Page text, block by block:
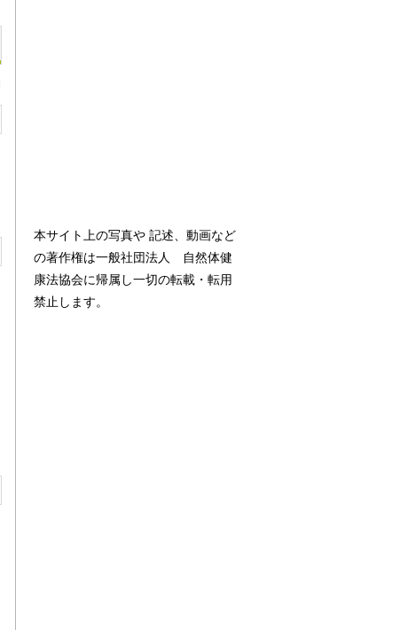
本サイト上の写真や 記述、動画など
の著作権は一般社団法人 自然体健
康法協会に帰属し一切の転載・転用
禁止します。